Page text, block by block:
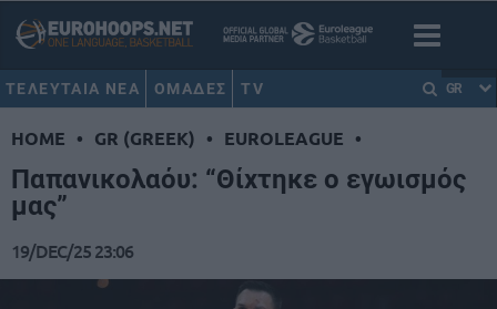
ΤΕΛΕΥΤΑΙΑ ΝΕΑ ΟΜΑΔΕΣ TV GR
HOME • GR (GREEK) • EUROLEAGUE •
Παπανικολαόυ: “Θίχτηκε ο εγωισμός
μας”
19/DEC/25 23:06